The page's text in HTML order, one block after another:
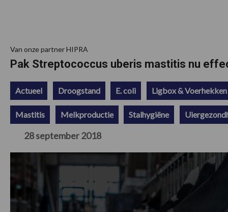
Van onze partner HIPRA
Pak Streptococcus uberis mastitis nu
Actueel Droogstand E. coli Ligbox & Voerhekken
Mastitis Melkproductie Stalhygiëne
28 september 2018